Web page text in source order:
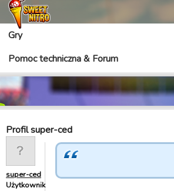
Gry
Pomoc techniczna & Forum
Profil super-ced
super-ced
Użytkownik